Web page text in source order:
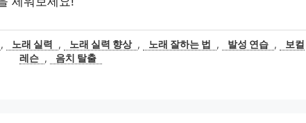
, 노래 실력 , 노래 실력 향상 , 노래 잘하는 법 , 발성 연습 ,
보컬
레슨 , 음치 탈출